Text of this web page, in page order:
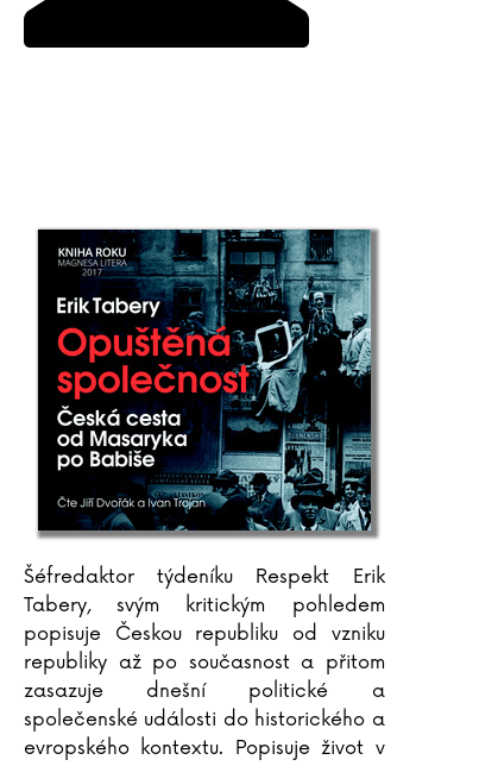
Šéfredaktor týdeníku Respekt Erik
Tabery, svým kritickým pohledem
popisuje Českou republiku od vzniku
republiky až po současnost a přitom
zasazuje dnešní politické a
společenské události do historického a
evropského kontextu. Popisuje život v